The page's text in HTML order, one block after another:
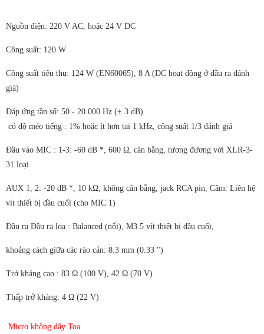
Nguồn điện: 220 V AC, hoặc 24 V DC
Công suất: 120 W
Công suất tiêu thụ: 124 W (EN60065), 8 A (DC hoạt động ở đầu ra đánh
giá)
Đáp ứng tần số: 50 - 20.000 Hz (± 3 dB)
có độ méo tiếng : 1% hoặc ít hơn tại 1 kHz, công suất 1/3 đánh giá
Đầu vào MIC : 1-3: -60 dB *, 600 Ω, cân bằng, tương đương với XLR-3-
31 loại
AUX 1, 2: -20 dB *, 10 kΩ, không cân bằng, jack RCA pin, Câm: Liên hệ
vít thiết bị đầu cuối (cho MIC 1)
Đầu ra Đầu ra loa : Balanced (nổi), M3.5 vít thiết bị đầu cuối,
khoảng cách giữa các rào cản: 8.3 mm (0.33 ")
Trở kháng cao : 83 Ω (100 V), 42 Ω (70 V)
Thấp trở kháng: 4 Ω (22 V)
Micro không dây Toa